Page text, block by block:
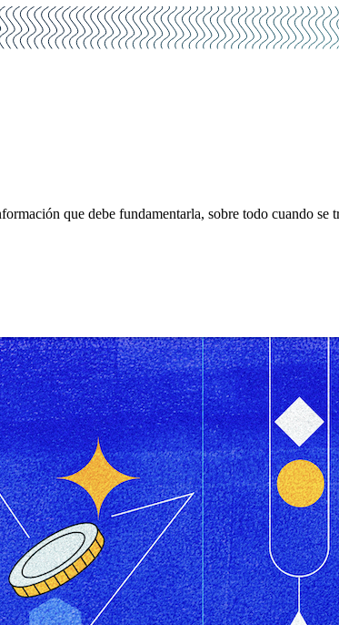
que debe fundamentarla, sobre todo cuando se